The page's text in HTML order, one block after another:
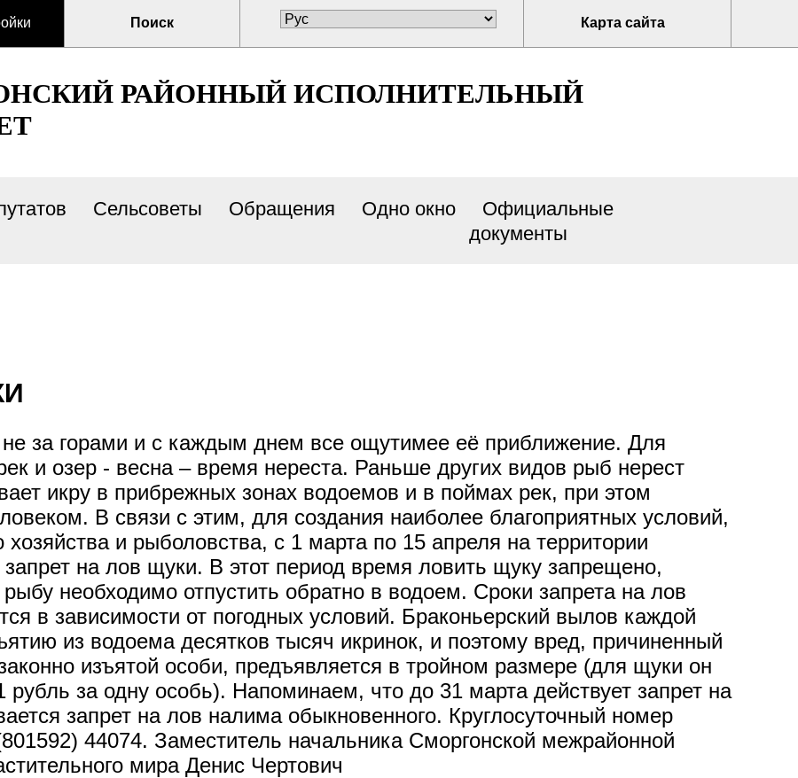
Поиск Карта сайта
РАЙОННЫЙ ИСПОЛНИТЕЛЬНЫЙ
Сельсоветы Обращения Одно окно
Официальные
документы
за горами и с каждым днем все ощутимее её приближение. Для
и озер - весна – время нереста. Раньше других видов рыб нерест
икру в прибрежных зонах водоемов и в поймах рек, при этом
В связи с этим, для создания наиболее благоприятных условий,
и рыболовства, с 1 марта по 15 апреля на территории
запрет на лов щуки. В этот период время ловить щуку запрещено,
необходимо отпустить обратно в водоем. Сроки запрета на лов
в зависимости от погодных условий. Браконьерский вылов каждой
из водоема десятков тысяч икринок, и поэтому вред, причиненный
изъятой особи, предъявляется в тройном размере (для щуки он
рубль за одну особь). Напоминаем, что до 31 марта действует запрет на
запрет на лов налима обыкновенного. Круглосуточный номер
44074. Заместитель начальника Сморгонской межрайонной
мира Денис Чертович